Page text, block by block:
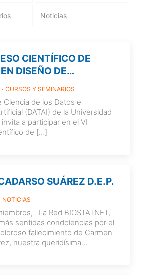
Noticias
CIENTÍFICO DE
DISEÑO DE
SPAIN
CURSOS Y SEMINARIOS
Ciencia de los Datos e
(DATAI) de la Universidad
a participar en el VI
de […]
SUÁREZ D.E.P.
NOTICIAS
La Red BIOSTATNET,
sentidas condolencias por el
fallecimiento de Carmen
nuestra queridísima